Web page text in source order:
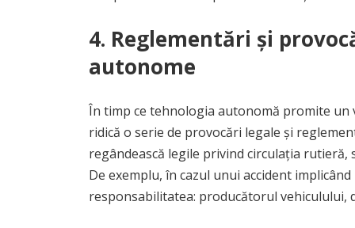
4. Reglementări și
autonome
În timp ce tehnologia autonomă promite
ridică o serie de provocări legale și
regândească legile privind circulația
De exemplu, în cazul unui accident
responsabilitatea: producătorul